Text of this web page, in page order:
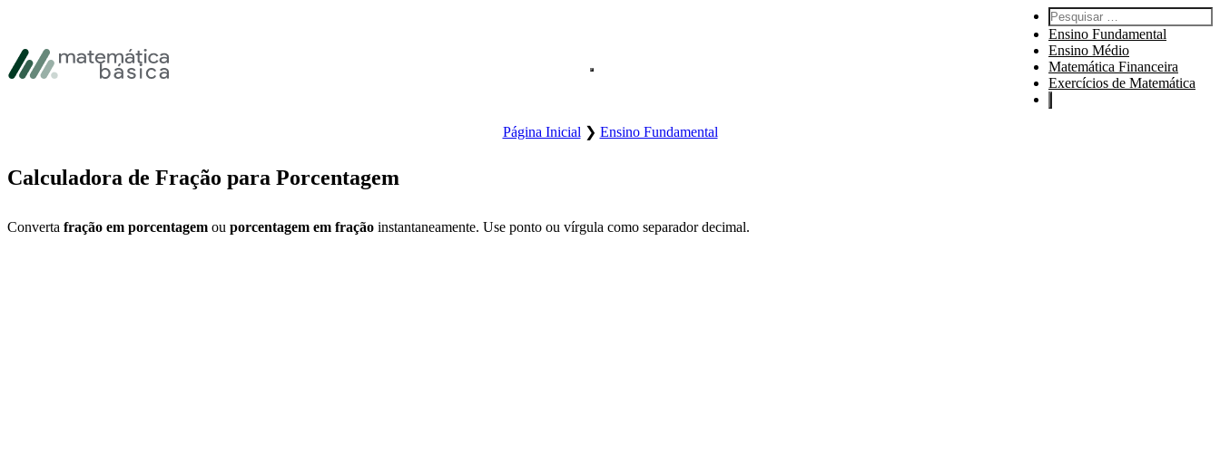
Pular Rodapé
Pesquisar por:
Ensino Fundamental
Ensino Médio
Matemática Financeira
Exercícios de Matemática
Página Inicial ❯ Ensino Fundamental
Calculadora de Fração para Porcentagem
Converta fração em porcentagem ou porcentagem em fração instantaneamente. Use ponto ou vírgula como separador decimal.